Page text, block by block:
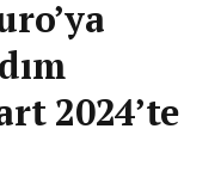
2024’te